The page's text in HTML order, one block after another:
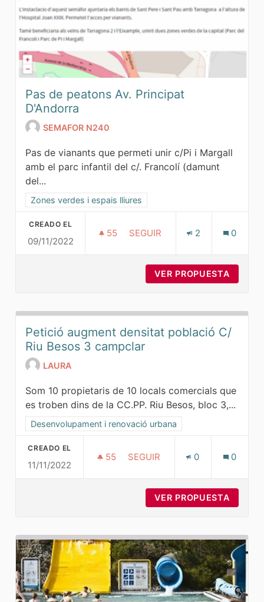
Pas de peatons Av. Principat
D'Andorra
SEMAFOR N240
Pas de vianants que permeti unir c/Pi i Margall
amb el parc infantil del c/. Francolí (damunt
del...
Resultados al filtrar por la categoría: Zones verdes i espais
Zones verdes i espais lliures
CREADO EL
09/11/2022
55 55 SEGUIDORAS
SEGUIR 2 0
VER PROPUESTA
Petició augment densitat població C/
Riu Besos 3 campclar
LAURA
Som 10 propietaris de 10 locals comercials que
es troben dins de la CC.PP. Riu Besos, bloc 3,...
Resultados al filtrar por la categoría: Desenvolupament i
Desenvolupament i renovació urbana
CREADO EL
11/11/2022
55 55 SEGUIDORAS
SEGUIR 0 0
VER PROPUESTA